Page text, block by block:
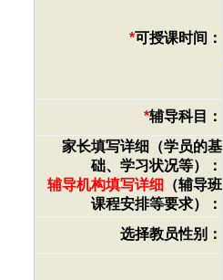
*可授课时间：
*辅导科目：
家长填写详细（学员的基
础、学习状况等）：
辅导机构填写详细 （辅导班
课程安排等要求）：
选择教员性别：